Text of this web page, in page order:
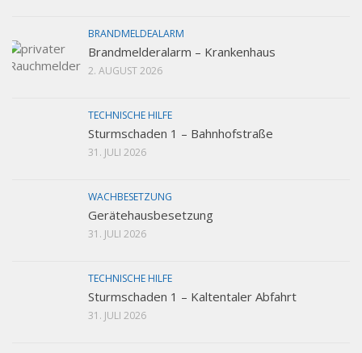
BRANDMELDEALARM
Brandmelderalarm – Krankenhaus
2. AUGUST 2026
TECHNISCHE HILFE
Sturmschaden 1 – Bahnhofstraße
31. JULI 2026
WACHBESETZUNG
Gerätehausbesetzung
31. JULI 2026
TECHNISCHE HILFE
Sturmschaden 1 – Kaltentaler Abfahrt
31. JULI 2026